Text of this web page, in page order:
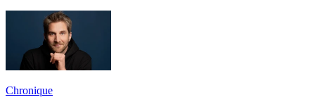
Chronique